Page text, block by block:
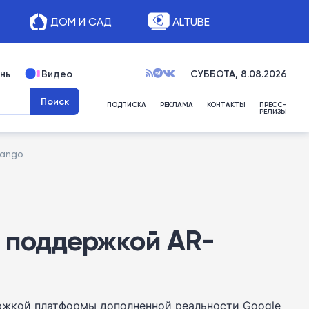
ДОМ И САД ALTUBE
Видео СУББОТА, 8.08.2026
ПОДПИСКА РЕКЛАМА КОНТАКТЫ ПРЕСС-
РЕЛИЗЫ
AR-
платформы дополненной реальности Google